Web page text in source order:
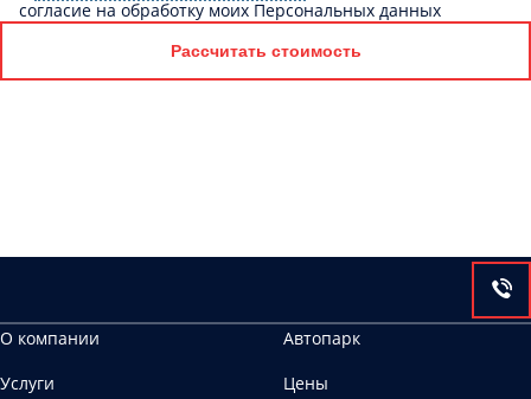
согласие на обработку моих Персональных данных
Рассчитать стоимость
О компании
Автопарк
Услуги
Цены